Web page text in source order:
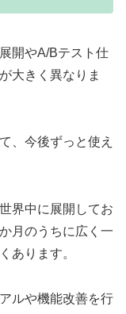
開やA/Bテスト仕
大きく異なりま
、今後ずっと使え
界中に展開してお
月のうちに広く一
あります。
ルや機能改善を行